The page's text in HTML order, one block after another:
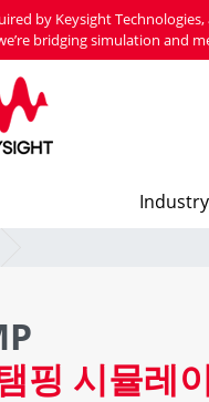
by Keysight
bridging simulation and
핑 시뮬레